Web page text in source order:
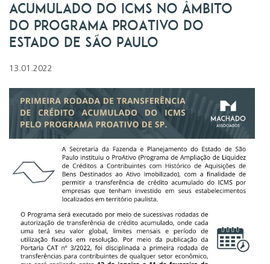
acumulado do ICMS no âmbito
do programa ProAtivo do
Estado de São Paulo
13.01.2022